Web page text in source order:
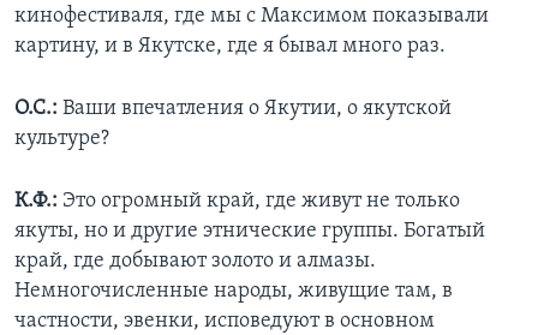
кинофестиваля, где мы с Максимом показывали
картину, и в Якутске, где я бывал много раз.
О.С.: Ваши впечатления о Якутии, о якутской
культуре?
К.Ф.: Это огромный край, где живут не только
якуты, но и другие этнические группы. Богатый
край, где добывают золото и алмазы.
Немногочисленные народы, живущие там, в
частности, эвенки, исповедуют в основном